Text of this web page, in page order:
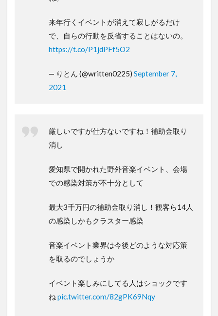
来年行くイベントが消えて寂しがるだけ
で、自らの行動を反省することはないの。
https://t.co/P1jdPFf5O2
— りとん (@written0225) September 7,
2021
厳しいですが仕方ないですね！補助金取り
消し
愛知県で開かれた野外音楽イベント、会場
での感染対策が不十分として
最大3千万円の補助金取り消し！観客ら14人
の感染しかもクラスター感染
音楽イベント業界は今後どのような対応策
を取るのでしょうか
イベント楽しみにしてる人はショックです
ね pic.twitter.com/82gPK69Nqy